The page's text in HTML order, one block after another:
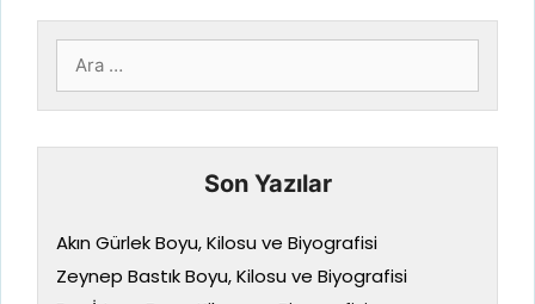
için
ara
Son Yazılar
Akın Gürlek Boyu, Kilosu ve Biyografisi
Zeynep Bastık Boyu, Kilosu ve Biyografisi